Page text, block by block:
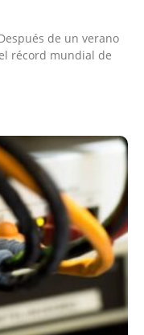
de un verano
récord mundial de